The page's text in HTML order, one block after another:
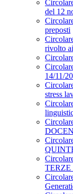
del 12
preposti
rivolto
14/11/
stress
TERZE